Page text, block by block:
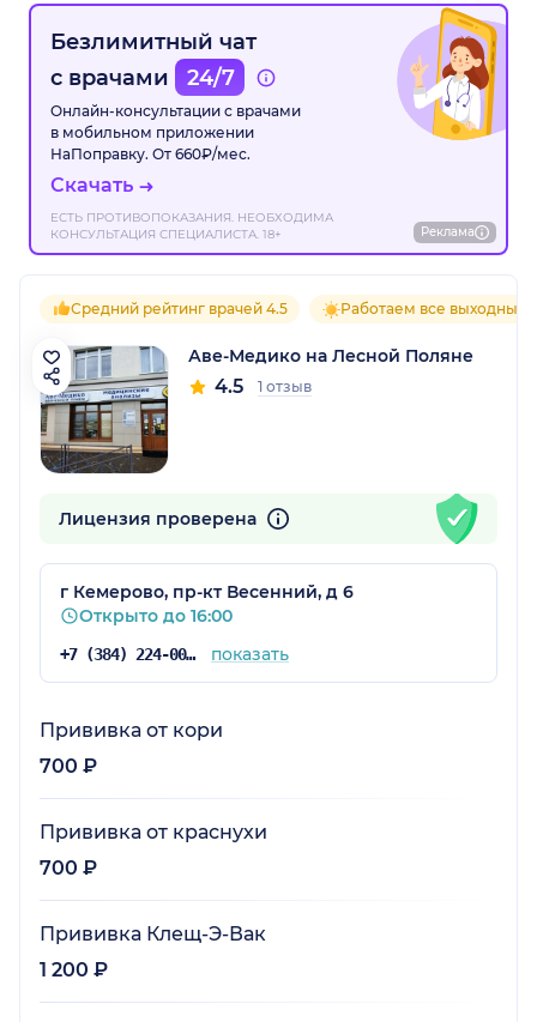
Безлимитный чат
с врачами
24/7
Онлайн-консультации с врачами
в мобильном приложении
НаПоправку. От 660₽/мес.
Скачать
ЕСТЬ ПРОТИВОПОКАЗАНИЯ. НЕОБХОДИМА
КОНСУЛЬТАЦИЯ СПЕЦИАЛИСТА. 18+
Реклама
Средний рейтинг врачей 4.5 Работаем все выходные
Аве-Медико на Лесной Поляне
4.5 1 отзыв
Лицензия проверена
г Кемерово, пр-кт Весенний, д 6
Открыто до 16:00
+7 (384) 224-00-03 показать
Прививка от кори
700 ₽
Прививка от краснухи
700 ₽
Прививка Клещ-Э-Вак
1 200 ₽